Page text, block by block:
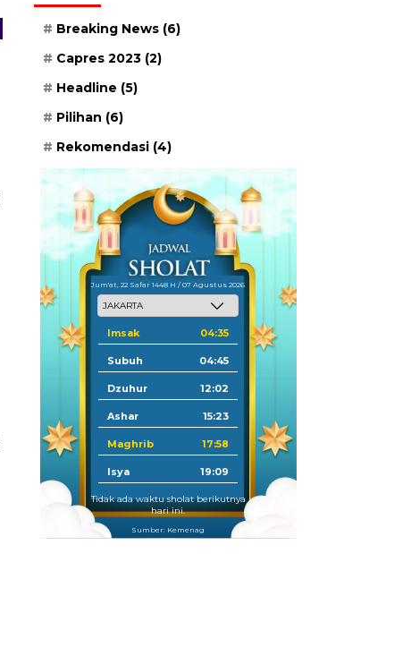
Breaking News (6)
Capres 2023 (2)
Headline (5)
Pilihan (6)
Rekomendasi (4)
Jum'at, 22 Safar 1448 H / 07 Agustus 2026
Imsak 04:35
Subuh 04:45
Dzuhur 12:02
Ashar 15:23
Maghrib 17:58
Isya 19:09
Tidak ada waktu sholat berikutnya
hari ini.
Sumber: Kemenag